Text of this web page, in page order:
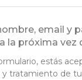
email y
la próxima vez
estás
tratamiento de